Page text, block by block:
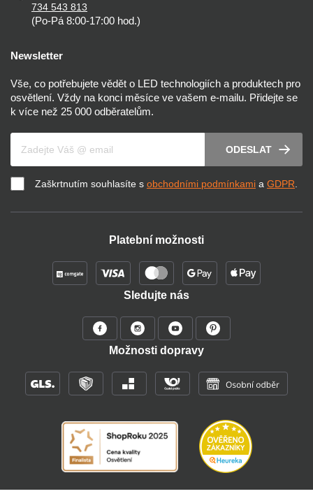
734 543 813
(Po-Pá 8:00-17:00 hod.)
Newsletter
Vše, co potřebujete vědět o LED technologiích a produktech pro
osvětlení. Vždy na konci měsíce ve vašem e-mailu. Přidejte se
k více než 25 000 odběratelům.
ODESLAT
Zaškrtnutím souhlasíte s obchodními podmínkami a GDPR.
Platební možnosti
Sledujte nás
Možnosti dopravy